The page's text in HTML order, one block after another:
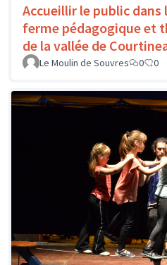
Accueillir le public dans
ferme pédagogique et
de la vallée de
Le Moulin de Souvres 0 0